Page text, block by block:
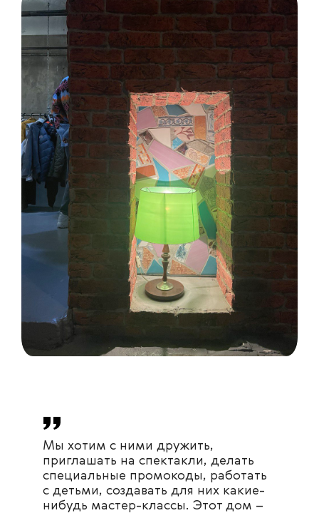
Мы хотим с ними дружить,
приглашать на спектакли, делать
специальные промокоды, работать
с детьми, создавать для них какие-
нибудь мастер-классы. Этот дом –